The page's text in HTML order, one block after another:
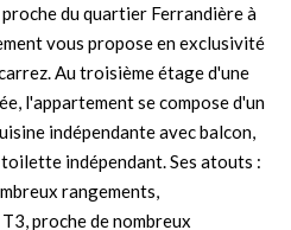
votre bien
vendus
du quartier Ferrandière à
vous propose en exclusivité
Au troisième étage d'une
l'appartement se compose d'un
indépendante avec balcon,
indépendant. Ses atouts :
rangements,
proche de nombreux